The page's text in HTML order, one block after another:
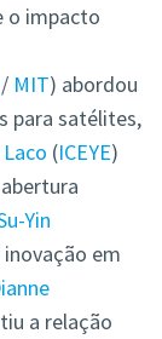
o impacto
/ MIT) abordou
para satélites,
(ICEYE)
Yin
em
a relação